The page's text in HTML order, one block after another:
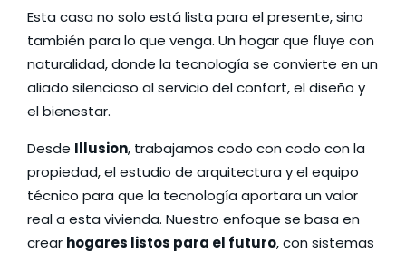
Esta casa no solo está lista para el presente, sino
también para lo que venga. Un hogar que fluye con
naturalidad, donde la tecnología se convierte en un
aliado silencioso al servicio del confort, el diseño y
el bienestar.
Desde Illusion, trabajamos codo con codo con la
propiedad, el estudio de arquitectura y el equipo
técnico para que la tecnología aportara un valor
real a esta vivienda. Nuestro enfoque se basa en
crear hogares listos para el futuro, con sistemas